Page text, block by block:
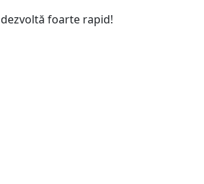
foarte rapid!